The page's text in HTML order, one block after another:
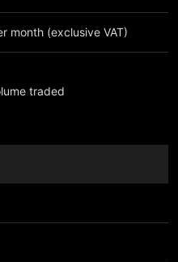
month (exclusive VAT)
traded